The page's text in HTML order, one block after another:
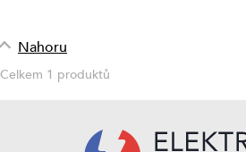
Nahoru
Celkem 1 produktů